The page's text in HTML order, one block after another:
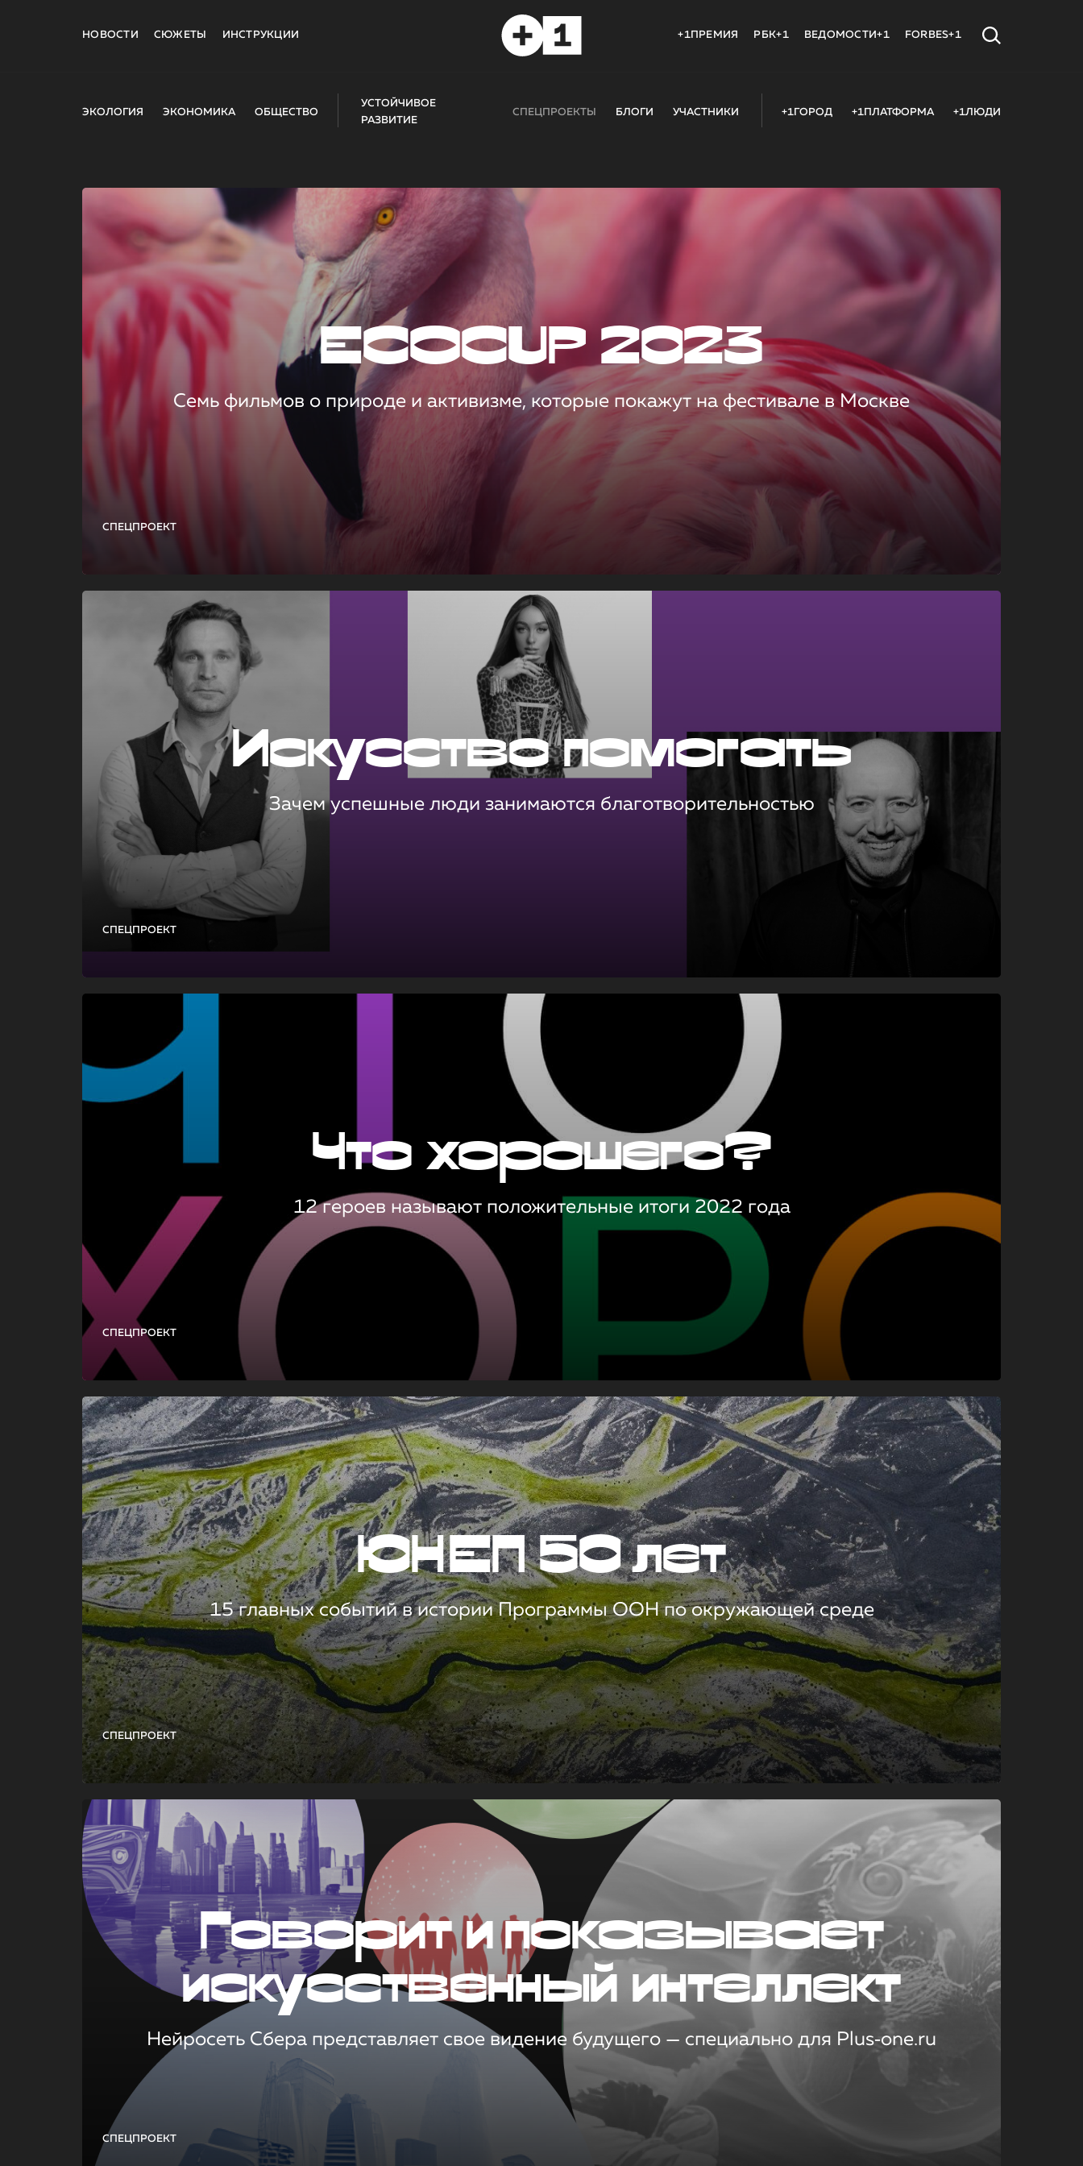
НОВОСТИ СЮЖЕТЫ ИНСТРУКЦИИ +1ПРЕМИЯ РБК+1 ВЕДОМОСТИ+1 FORBES+1
ЭКОЛОГИЯ ЭКОНОМИКА ОБЩЕСТВО
УСТОЙЧИВОЕ
РАЗВИТИЕ
СПЕЦПРОЕКТЫ БЛОГИ УЧАСТНИКИ +1ГОРОД +1ПЛАТФОРМА +1ЛЮДИ
СПЕЦПРОЕКТ
ECOCUP 2023
Семь фильмов о природе и активизме, которые покажут на фестивале в Москве
СПЕЦПРОЕКТ
Искусство помогать
Зачем успешные люди занимаются благотворительностью
СПЕЦПРОЕКТ
Что хорошего?
12 героев называют положительные итоги 2022 года
СПЕЦПРОЕКТ
ЮНЕП 50 лет
15 главных событий в истории Программы ООН по окружающей среде
СПЕЦПРОЕКТ
Говорит и показывает
искусственный интеллект
Нейросеть Сбера представляет свое видение будущего — специально для Plus‑one.ru